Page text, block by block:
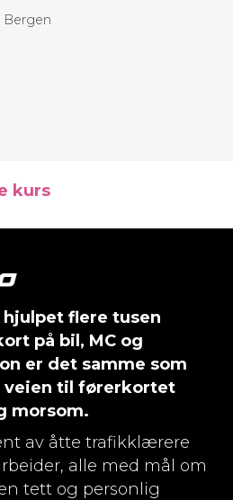
Bergen
kurs
flere tusen
på bil, MC og
er det samme som
veien til førerkortet
morsom.
av åtte trafikklærere
alle med mål om
tett og personlig